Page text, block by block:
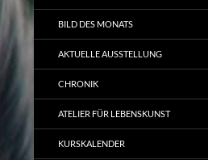
BILD DES MONATS
AKTUELLE AUSSTELLUNG
CHRONIK
ATELIER FÜR LEBENSKUNST
KURSKALENDER